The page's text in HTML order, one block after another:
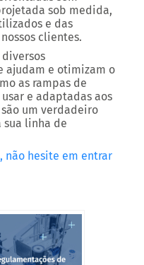
sob medida,
e das
clientes.
diversos
ajudam e otimizam o
as rampas de
e adaptadas aos
um verdadeiro
linha de
não hesite em entrar